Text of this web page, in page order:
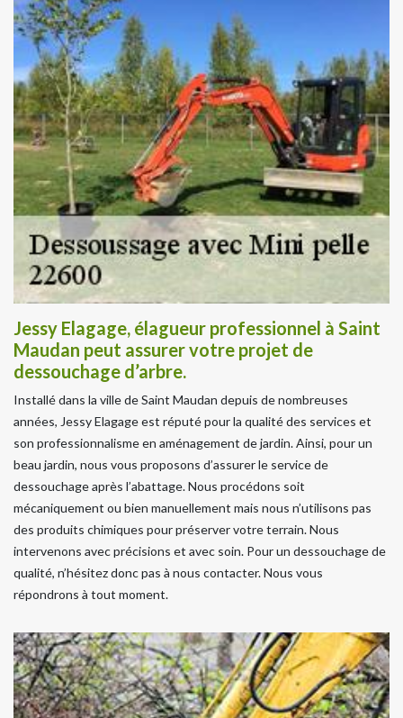
Jessy Elagage, élagueur professionnel à Saint
Maudan peut assurer votre projet de
dessouchage d’arbre.
Installé dans la ville de Saint Maudan depuis de nombreuses
années, Jessy Elagage est réputé pour la qualité des services et
son professionnalisme en aménagement de jardin. Ainsi, pour un
beau jardin, nous vous proposons d’assurer le service de
dessouchage après l’abattage. Nous procédons soit
mécaniquement ou bien manuellement mais nous n’utilisons pas
des produits chimiques pour préserver votre terrain. Nous
intervenons avec précisions et avec soin. Pour un dessouchage de
qualité, n’hésitez donc pas à nous contacter. Nous vous
répondrons à tout moment.